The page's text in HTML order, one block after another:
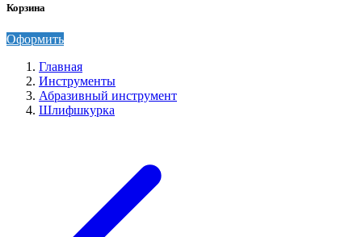
Корзина
Оформить
Главная
Инструменты
Абразивный инструмент
Шлифшкурка